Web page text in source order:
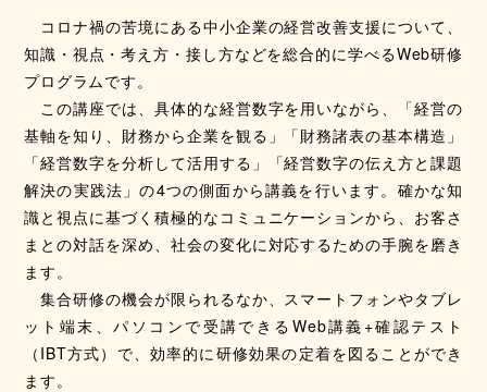
コロナ禍の苦境にある中小企業の経営改善支援について、
知識・視点・考え方・接し方などを総合的に学べるWeb研修
プログラムです。
この講座では、具体的な経営数字を用いながら、「経営の
基軸を知り、財務から企業を観る」「財務諸表の基本構造」
「経営数字を分析して活用する」「経営数字の伝え方と課題
解決の実践法」の4つの側面から講義を行います。確かな知
識と視点に基づく積極的なコミュニケーションから、お客さ
まとの対話を深め、社会の変化に対応するための手腕を磨き
ます。
集合研修の機会が限られるなか、スマートフォンやタブレ
ット端末、パソコンで受講できるWeb講義+確認テスト
（IBT方式）で、効率的に研修効果の定着を図ることができ
ます。